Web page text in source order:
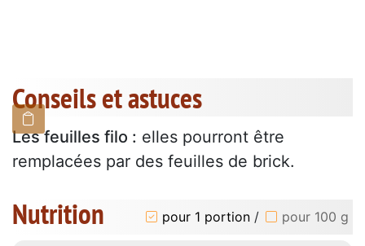
Conseils et astuces
Les feuilles filo : elles pourront être
remplacées par des feuilles de brick.
Nutrition pour 1 portion / pour 100 g